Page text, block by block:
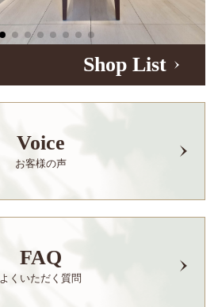
Shop List
Voice
お客様の声
FAQ
よくいただく質問